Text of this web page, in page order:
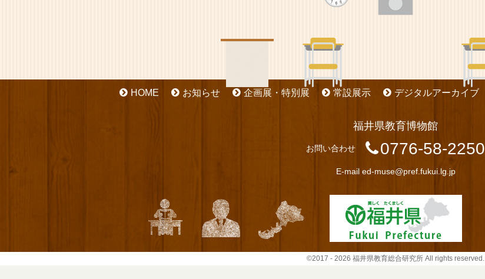
HOME お知らせ 企画展・特別展 常設展示 デジタルアーカイブ
福井県教育博物館
お問い合わせ 0776-58-2250
E-mail ed-muse@pref.fukui.lg.jp
©2017 - 2026 福井県教育総合研究所 All rights reserved.